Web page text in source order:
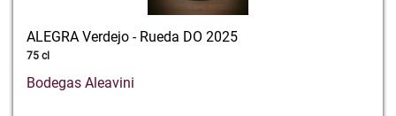
ALEGRA Verdejo - Rueda DO 2025
75 cl
Bodegas Aleavini